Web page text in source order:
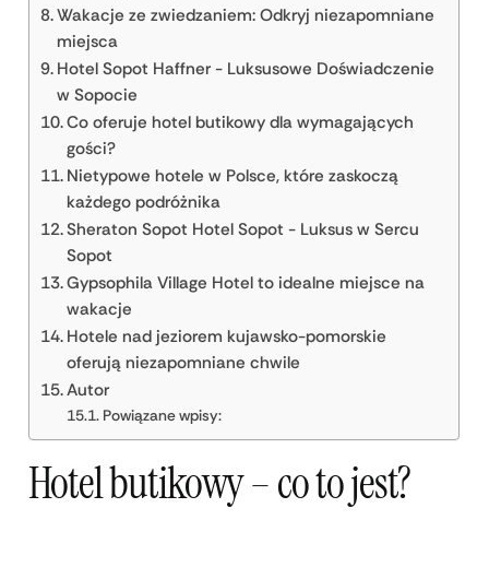
Wakacje ze zwiedzaniem: Odkryj niezapomniane
miejsca
Hotel Sopot Haffner - Luksusowe Doświadczenie
w Sopocie
Co oferuje hotel butikowy dla wymagających
gości?
Nietypowe hotele w Polsce, które zaskoczą
każdego podróżnika
Sheraton Sopot Hotel Sopot - Luksus w Sercu
Sopot
Gypsophila Village Hotel to idealne miejsce na
wakacje
Hotele nad jeziorem kujawsko-pomorskie
oferują niezapomniane chwile
Autor
Powiązane wpisy:
Hotel butikowy – co to jest?